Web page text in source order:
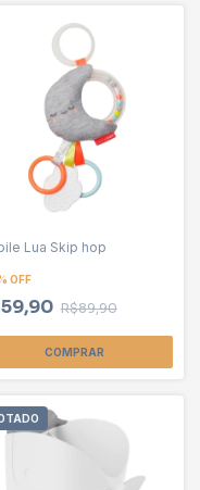
Lua Skip hop
OFF
R$89,90